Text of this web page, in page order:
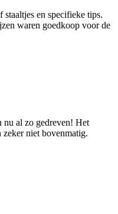
en specifieke tips.
waren goedkoop voor de
nu al zo gedreven! Het
niet bovenmatig.